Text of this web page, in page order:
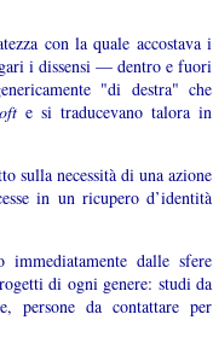
con la quale accostava i
i dissensi — dentro e fuori
"di destra" che
e si traducevano talora in
sulla necessità di una azione
in un ricupero d’identità
dalle sfere
di ogni genere: studi da
persone da contattare per